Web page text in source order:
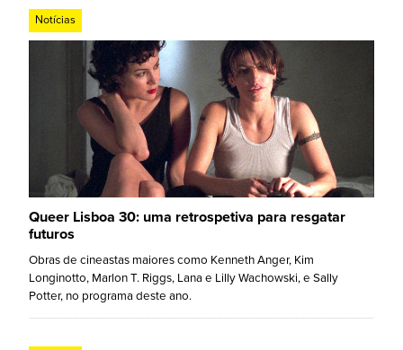
Notícias
Queer Lisboa 30: uma retrospetiva para resgatar
futuros
Obras de cineastas maiores como Kenneth Anger, Kim
Longinotto, Marlon T. Riggs, Lana e Lilly Wachowski, e Sally
Potter, no programa deste ano.